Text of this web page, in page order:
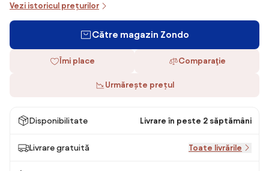
Vezi istoricul prețurilor
Către magazin Zondo
Îmi place Comparaţie
Urmărește prețul
Disponibilitate Livrare în peste 2 săptămâni
Livrare gratuită Toate livrările